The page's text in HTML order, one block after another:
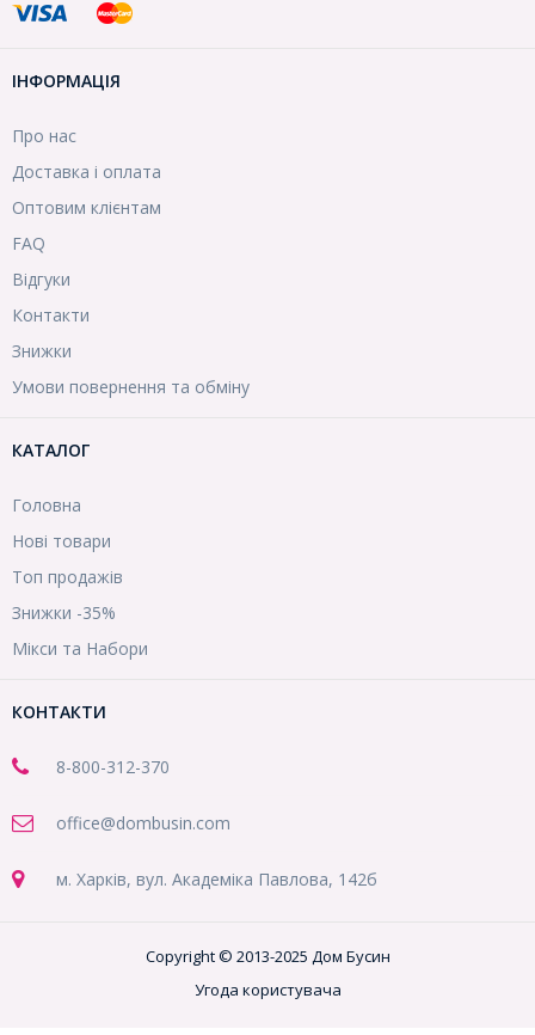
ІНФОРМАЦІЯ
Про нас
Доставка і оплата
Оптовим клієнтам
FAQ
Відгуки
Контакти
Знижки
Умови повернення та обміну
КАТАЛОГ
Головна
Нові товари
Топ продажів
Знижки -35%
Мікси та Набори
КОНТАКТИ
8-800-312-370
office@dombusin.com
м. Харків, вул. Академіка Павлова, 142б
Copyright © 2013-2025 Дом Бусин
Угода користувача